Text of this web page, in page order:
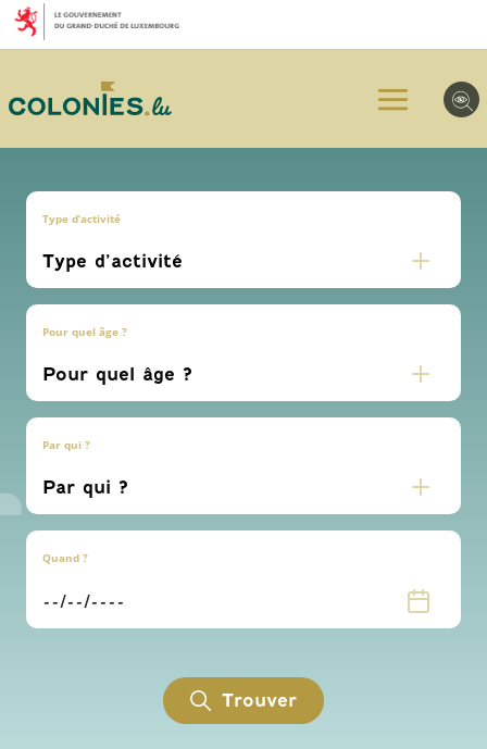
Aller
au
menu
Aller
au
contenu
Aller
au
pied
page
Type d’activité
Pour quel âge ?
Par qui ?
Quand ?
Trouver